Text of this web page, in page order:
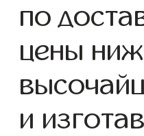
по
цены
и